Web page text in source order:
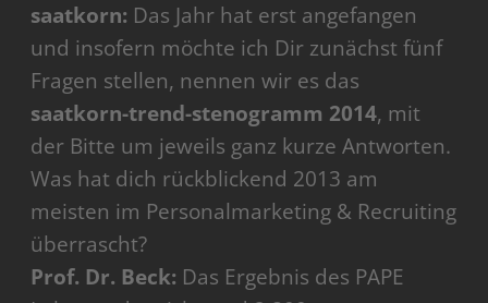
saatkorn: Das Jahr hat erst angefangen
und insofern möchte ich Dir zunächst fünf
Fragen stellen, nennen wir es das
saatkorn-trend-stenogramm 2014, mit
der Bitte um jeweils ganz kurze Antworten.
Was hat dich rückblickend 2013 am
meisten im Personalmarketing & Recruiting
überrascht?
Prof. Dr. Beck: Das Ergebnis des PAPE